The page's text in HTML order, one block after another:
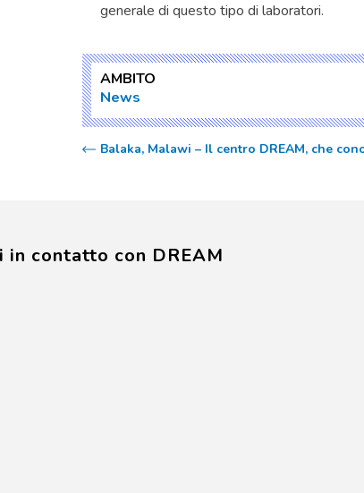
generale di questo tipo di laboratori.
AMBITO
News
Balaka, Malawi – Il centro DREAM, che
in contatto con DREAM